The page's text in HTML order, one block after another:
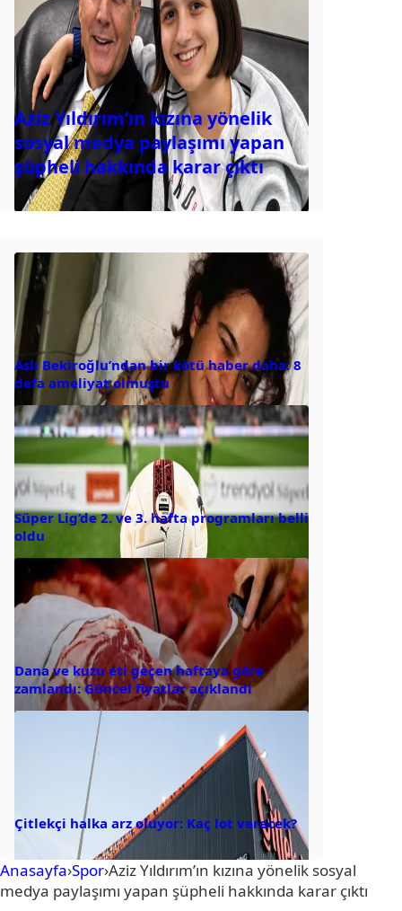
Aziz Yıldırım’ın kızına yönelik
sosyal medya paylaşımı yapan
şüpheli hakkında karar çıktı
Aslı Bekiroğlu’ndan bir kötü haber daha: 8
defa ameliyat olmuştu
Süper Lig’de 2. ve 3. hafta programları belli
oldu
Dana ve kuzu eti geçen haftaya göre
zamlandı: Güncel fiyatlar açıklandı
Çitlekçi halka arz oluyor: Kaç lot verecek?
Anasayfa›Spor›Aziz Yıldırım’ın kızına yönelik sosyal
medya paylaşımı yapan şüpheli hakkında karar çıktı